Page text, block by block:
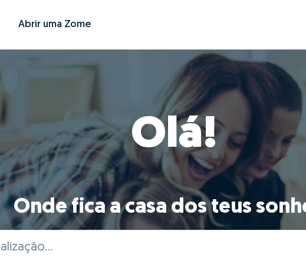
Abrir uma Zome
Olá!
Onde fica a casa dos teus